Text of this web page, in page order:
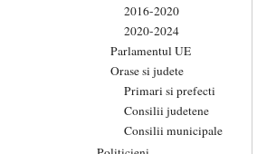
2016-2020
2020-2024
Parlamentul UE
Orase si judete
Primari si prefecti
Consilii judetene
Consilii municipale